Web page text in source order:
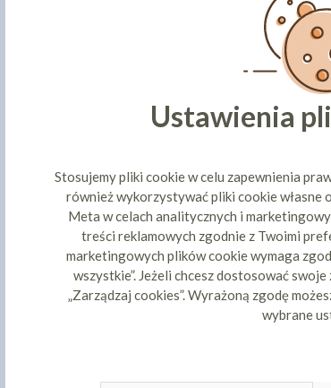
cena:
DO
Ustawienia
Stosujemy pliki cookie w celu zapewnienia
również wykorzystywać pliki cookie własne
Meta w celach analitycznych i
treści reklamowych zgodnie z Twoimi
marketingowych plików cookie wymaga
wszystkie”. Jeżeli chcesz dostosować
„Zarządzaj cookies”. Wyrażoną zgodę
wybrane